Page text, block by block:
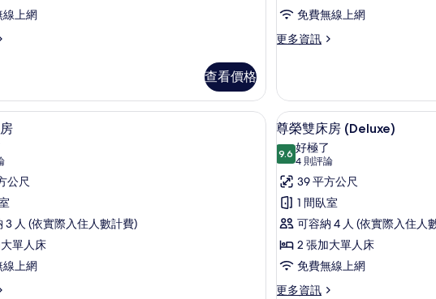
線上網
查看價格
的
所
片
免費無線上網
更多資訊
更
雙
床
房
的
詳
、筆電工作空間 尊榮雙床房 | 高級寢具、舒適加層、客房內保險箱、筆電工作空間
10 分
公尺
3 人 (依實際入住人數計費)
單人床
線上網
顯
示
尊
榮
雙
床
房
(Deluxe)
的
6
尊榮雙床房 (Deluxe)
9.69.6 分，滿分 10 分
好極了
4 則評論
(4
則
評
論)
39 平方公尺
1 間臥室
可容納 4 人 (依實際入住人
2 張加大單人床
免費無線上網
更多資訊
更